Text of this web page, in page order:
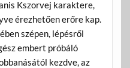
Kszorvej karaktere,
érezhetően erőre kap.
szépen, lépésről
embert próbáló
kezdve, az